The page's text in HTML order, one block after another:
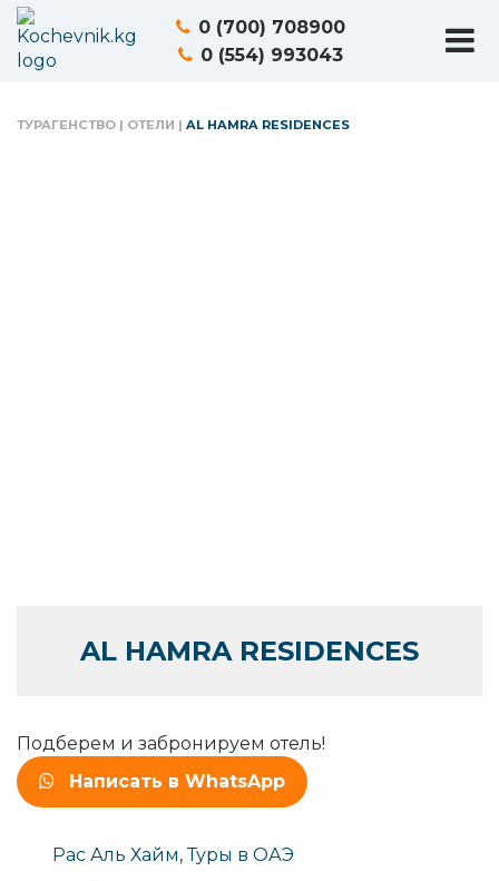
0 (700) 708900
0 (554) 993043
ТУРАГЕНСТВО | ОТЕЛИ | AL HAMRA RESIDENCES
AL HAMRA RESIDENCES
Подберем и забронируем отель!
Написать в WhatsApp
Рас Аль Хайм,Туры в ОАЭ